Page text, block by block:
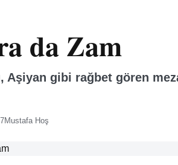
da Zam
Aşiyan gibi rağbet gören
Mustafa Hoş